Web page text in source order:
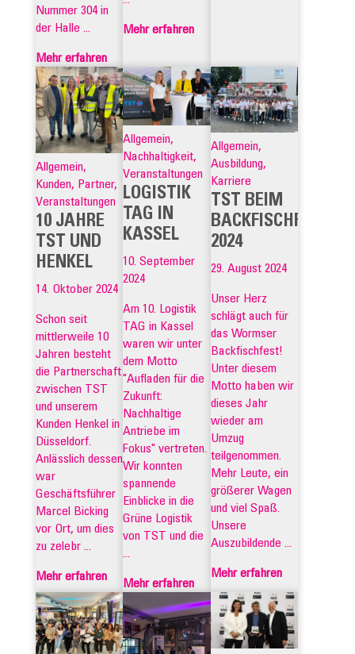
Nummer 304 in
der Halle ...
Mehr erfahren
Mehr erfahren
Allgemein,
Kunden, Partner,
Veranstaltungen
10 JAHRE
TST UND
HENKEL
14. Oktober 2024
Schon seit
mittlerweile 10
Jahren besteht
die Partnerschaft
zwischen TST
und unserem
Kunden Henkel in
Düsseldorf.
Anlässlich dessen
war
Geschäftsführer
Marcel Bicking
vor Ort, um dies
zu zelebr ...
Mehr erfahren
Allgemein,
Nachhaltigkeit,
Veranstaltungen
LOGISTIK
TAG IN
KASSEL
10. September
2024
Am 10. Logistik
TAG in Kassel
waren wir unter
dem Motto
"Aufladen für die
Zukunft:
Nachhaltige
Antriebe im
Fokus" vertreten.
Wir konnten
spannende
Einblicke in die
Grüne Logistik
von TST und die
Mehr erfahren
Allgemein,
Ausbildung,
Karriere
TST BEIM
BACKFISCHFEST
2024
29. August 2024
Unser Herz
schlägt auch für
das Wormser
Backfischfest!
Unter diesem
Motto haben wir
dieses Jahr
wieder am
Umzug
teilgenommen.
Mehr Leute, ein
größerer Wagen
und viel Spaß.
Unsere
Auszubildende ...
Mehr erfahren